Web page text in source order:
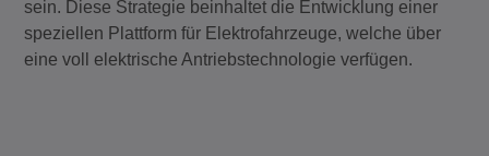
sein. Diese Strategie beinhaltet die Entwicklung einer
speziellen Plattform für Elektrofahrzeuge, welche über
eine voll elektrische Antriebstechnologie verfügen.